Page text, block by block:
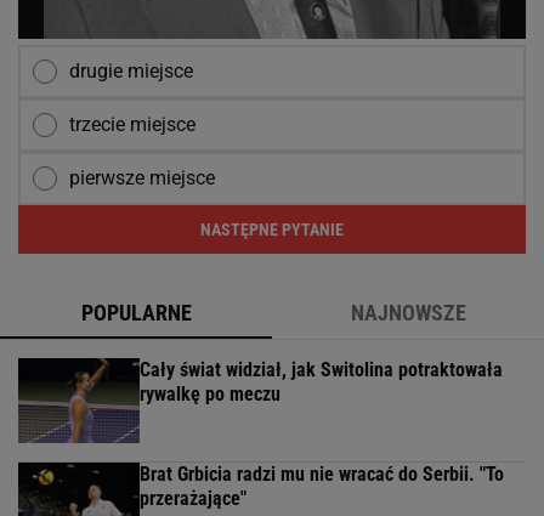
drugie miejsce
trzecie miejsce
pierwsze miejsce
NASTĘPNE PYTANIE
POPULARNE NAJNOWSZE
Cały świat widział, jak Switolina potraktowała
rywalkę po meczu
Brat Grbicia radzi mu nie wracać do Serbii. "To
przerażające"